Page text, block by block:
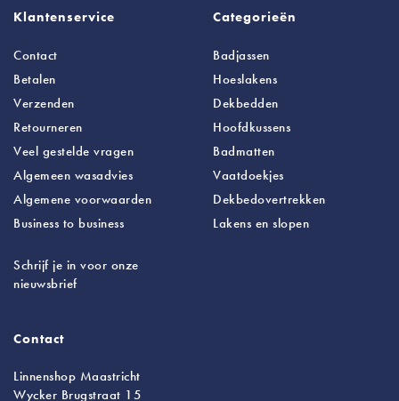
Klantenservice
Contact
Betalen
Verzenden
Retourneren
Veel gestelde vragen
Algemeen wasadvies
Algemene voorwaarden
Business to business
Schrijf je in voor onze
nieuwsbrief
Categorieën
Badjassen
Hoeslakens
Dekbedden
Hoofdkussens
Badmatten
Vaatdoekjes
Dekbedovertrekken
Lakens en slopen
Contact
Linnenshop Maastricht
Wycker Brugstraat 15